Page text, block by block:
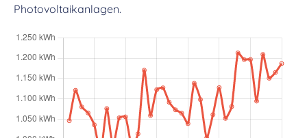
Photovoltaikanlagen.